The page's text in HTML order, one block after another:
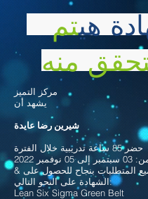
هيتم
مركز التميز
يشهد أن
شيرين رضا عايدة
حضر 85 ساعة تدريبية خلال الفترة
إلى 05 نوفمبر 2022
& إكمال جميع المتطلبات بنجاح للحصول على
الشهادة على النحو التالي:
Lean Six Sigma Green Belt